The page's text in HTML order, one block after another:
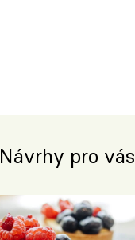
Návrhy pro vás